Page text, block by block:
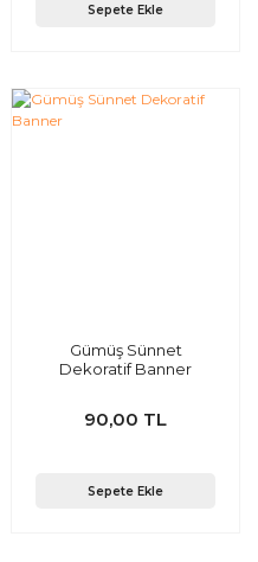
Sepete Ekle
Gümüş Sünnet
Dekoratif Banner
90,00 TL
Sepete Ekle